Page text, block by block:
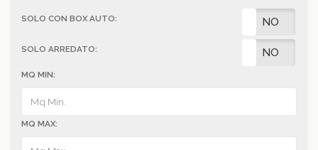
SOLO CON BOX AUTO: NO
SOLO ARREDATO: NO
MQ MIN:
MQ MAX: